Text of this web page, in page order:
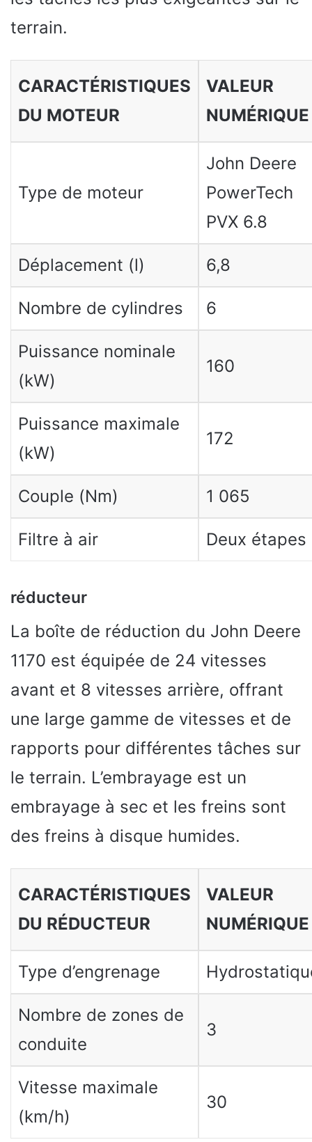
terrain.
CARACTÉRISTIQUES
DU MOTEUR
VALEUR
NUMÉRIQUE
Type de moteur
John Deere
PowerTech
PVX 6.8
Déplacement (l) 6,8
Nombre de cylindres 6
Puissance nominale
(kW)
160
Puissance maximale
(kW)
172
Couple (Nm) 1 065
Filtre à air Deux étapes
réducteur
La boîte de réduction du John Deere
1170 est équipée de 24 vitesses
avant et 8 vitesses arrière, offrant
une large gamme de vitesses et de
rapports pour différentes tâches sur
le terrain. L’embrayage est un
embrayage à sec et les freins sont
des freins à disque humides.
CARACTÉRISTIQUES
DU RÉDUCTEUR
VALEUR
NUMÉRIQUE
Type d’engrenage
Nombre de zones de
conduite
3
Vitesse maximale
(km/h)
30